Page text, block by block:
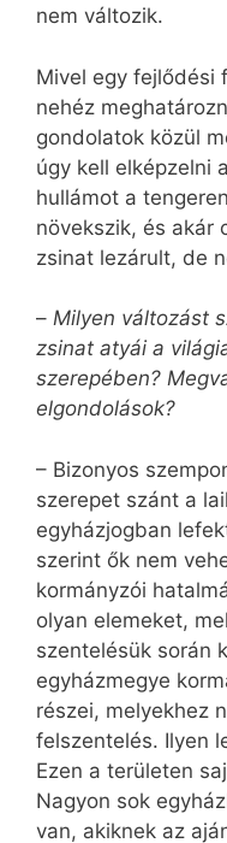
nem változik.
Mivel egy fejlődési
nehéz
gondolatok közül
úgy kell elképzelni
hullámot a
növekszik, és akár
zsinat lezárult, de
– Milyen változást
zsinat atyái a
szerepében?
elgondolások?
– Bizonyos
szerepet szánt a
egyházjogban
szerint ők nem
kormányzói
olyan elemeket,
szentelésük során
egyházmegye
részei, melyekhez
felszentelés. Ilyen
Ezen a területen
Nagyon sok
van, akiknek az